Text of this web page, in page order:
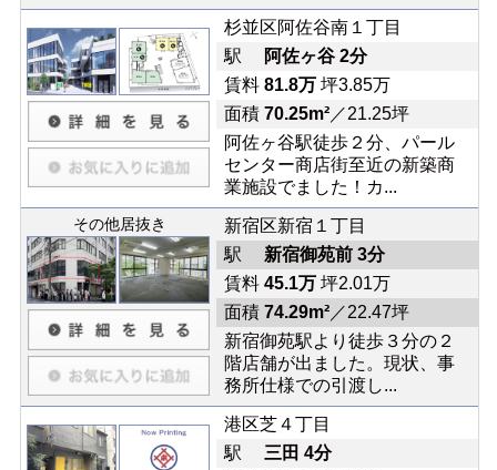
杉並区阿佐谷南１丁目
駅
阿佐ヶ谷 2分
賃料 81.8万坪3.85万
面積 70.25m²／21.25坪
阿佐ヶ谷駅徒歩２分、パール
センター商店街至近の新築商
業施設でました！カ...
その他居抜き
新宿区新宿１丁目
駅 新宿御苑前 3分
賃料 45.1万坪2.01万
面積 74.29m²／22.47坪
新宿御苑駅より徒歩３分の２
階店舗が出ました。現状、事
務所仕様での引渡し...
港区芝４丁目
駅 三田 4分